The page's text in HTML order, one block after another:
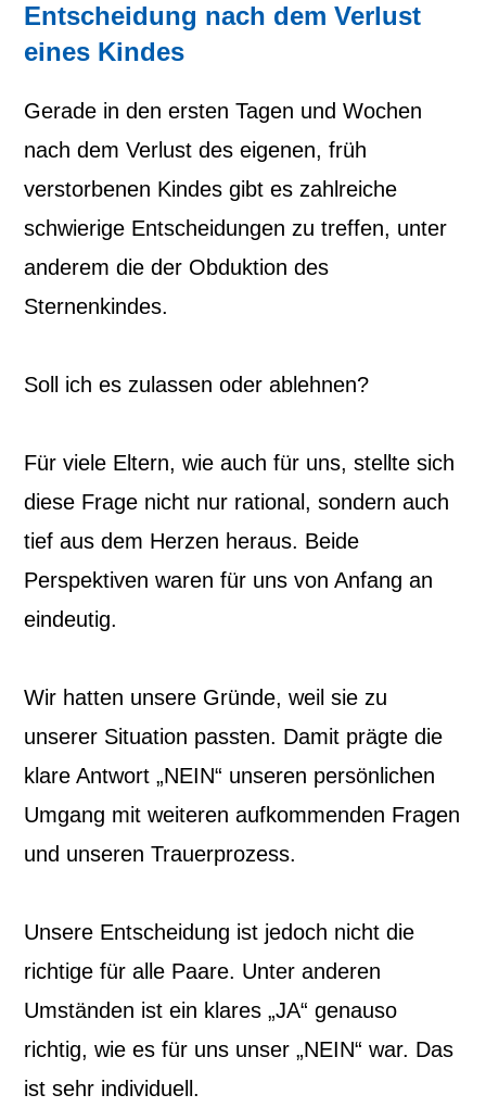
Entscheidung nach dem Verlust
eines Kindes
Gerade in den ersten Tagen und Wochen
nach dem Verlust des eigenen, früh
verstorbenen Kindes gibt es zahlreiche
schwierige Entscheidungen zu treffen, unter
anderem die der Obduktion des
Sternenkindes.
Soll ich es zulassen oder ablehnen?
Für viele Eltern, wie auch für uns, stellte sich
diese Frage nicht nur rational, sondern auch
tief aus dem Herzen heraus. Beide
Perspektiven waren für uns von Anfang an
eindeutig.
Wir hatten unsere Gründe, weil sie zu
unserer Situation passten. Damit prägte die
klare Antwort „NEIN“ unseren persönlichen
Umgang mit weiteren aufkommenden Fragen
und unseren Trauerprozess.
Unsere Entscheidung ist jedoch nicht die
richtige für alle Paare. Unter anderen
Umständen ist ein klares „JA“ genauso
richtig, wie es für uns unser „NEIN“ war. Das
ist sehr individuell.